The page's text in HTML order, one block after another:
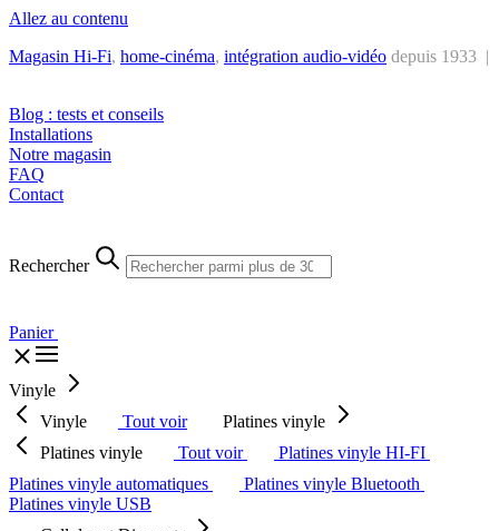
Allez au contenu
Magasin Hi-Fi, home-cinéma, intégration audio-vidéo depuis 1933 |
Blog : tests et conseils
Installations
Notre magasin
FAQ
Contact
Rechercher
Panier
Vinyle
Vinyle
Tout voir
Platines vinyle
Platines vinyle
Tout voir
Platines vinyle HI-FI
Platines vinyle automatiques
Platines vinyle Bluetooth
Platines vinyle USB